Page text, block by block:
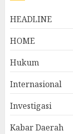
HEADLINE
HOME
Hukum
Internasional
Investigasi
Kabar Daerah